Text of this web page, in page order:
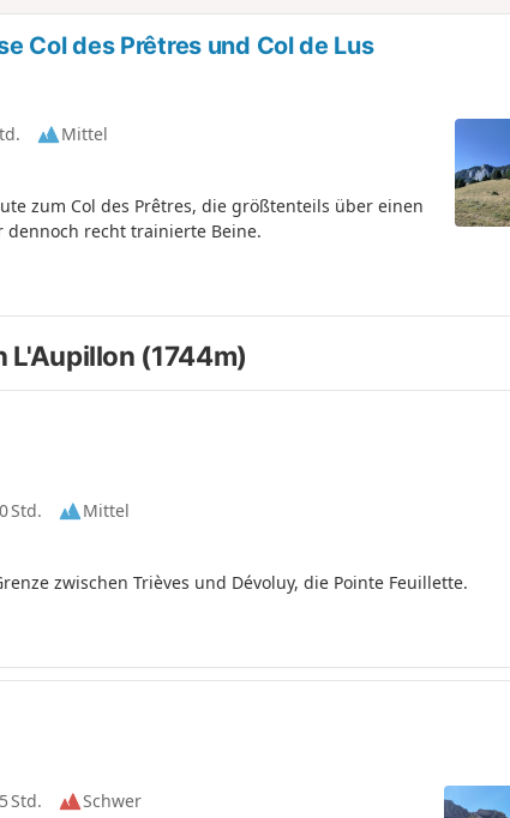
Col des Prêtres und Col de Lus
Mittel
zum Col des Prêtres, die größtenteils über einen
recht trainierte Beine.
L'Aupillon (1744m)
Std.
Mittel
zwischen Trièves und Dévoluy, die Pointe Feuillette.
Std.
Schwer